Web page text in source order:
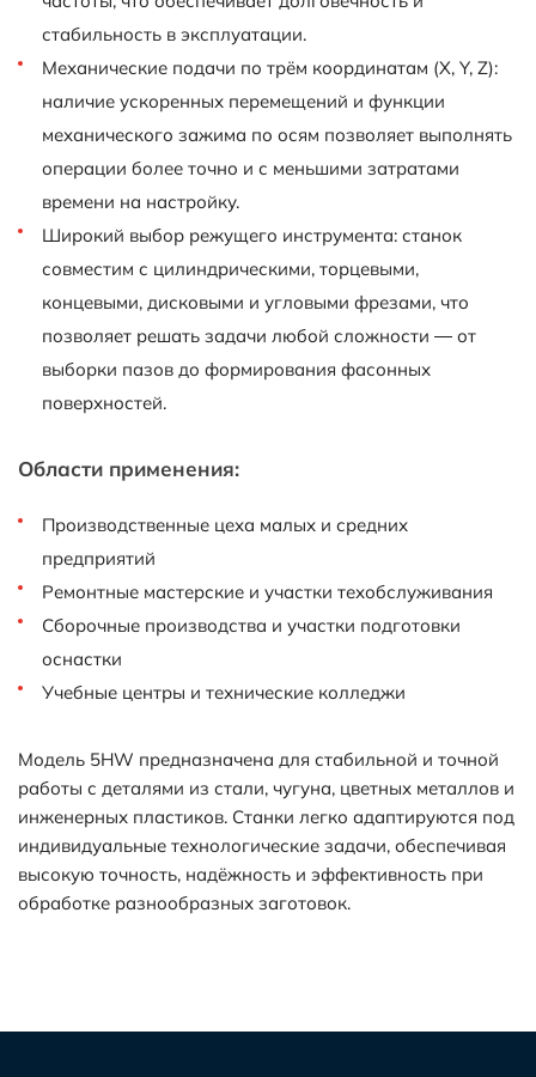
стабильность в эксплуатации.
Механические подачи по трём координатам (X, Y, Z):
наличие ускоренных перемещений и функции
механического зажима по осям позволяет выполнять
операции более точно и с меньшими затратами
времени на настройку.
Широкий выбор режущего инструмента: станок
совместим с цилиндрическими, торцевыми,
концевыми, дисковыми и угловыми фрезами, что
позволяет решать задачи любой сложности — от
выборки пазов до формирования фасонных
поверхностей.
Области применения:
Производственные цеха малых и средних
предприятий
Ремонтные мастерские и участки техобслуживания
Сборочные производства и участки подготовки
оснастки
Учебные центры и технические колледжи
Модель 5HW предназначена для стабильной и точной
работы с деталями из стали, чугуна, цветных металлов и
инженерных пластиков. Станки легко адаптируются под
индивидуальные технологические задачи, обеспечивая
высокую точность, надёжность и эффективность при
обработке разнообразных заготовок.